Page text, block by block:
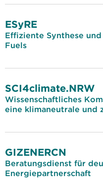
ESyRE
Effiziente Synthese
Fuels
SCI4climate.NRW
Wissenschaftliches
eine klimaneutrale und
GIZENERCN
Beratungsdienst für
Energiepartnerschaft